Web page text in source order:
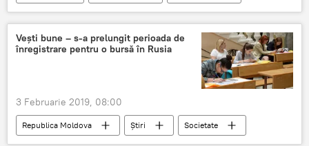
Republica Moldova
Informații
consumator
Agenția pentru Protecția Consumatorului și Supravegherea Pieței
Veşti bune – s-a prelungit perioada de
înregistrare pentru o bursă în Rusia
3 Februarie 2019, 08:00
Republica Moldova Știri Societate